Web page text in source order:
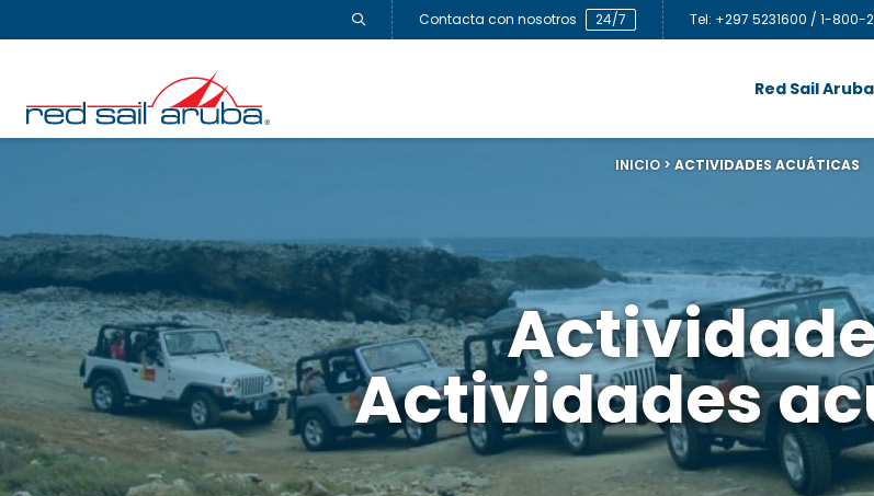
Contacta con nosotros 24/7 Tel: +297 5231600 / 1-800-
Red Sail Aruba
INICIO> ACTIVIDADES ACUÁTICAS
Actividades